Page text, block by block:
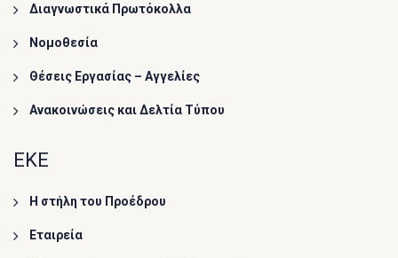
Διαγνωστικά Πρωτόκολλα
Νομοθεσία
Θέσεις Εργασίας – Αγγελίες
Ανακοινώσεις και Δελτία Τύπου
ΕΚΕ
Η στήλη του Προέδρου
Εταιρεία